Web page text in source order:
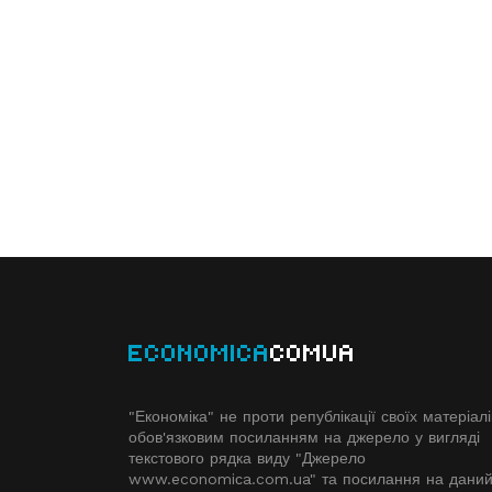
ECONOMICACOMUA
"Економіка" не проти републікації своїх
обов'язковим посиланням на джерело у вигляді
текстового рядка виду "Джерело
www.economiсa.com.ua" та посилання на даний